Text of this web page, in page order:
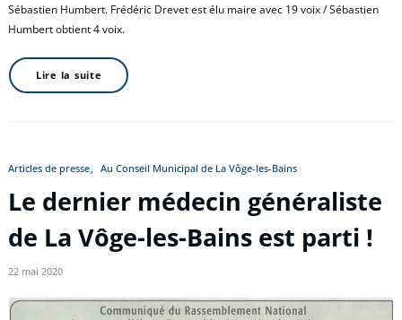
Sébastien Humbert. Frédéric Drevet est élu maire avec 19 voix / Sébastien
Humbert obtient 4 voix.
Lire la suite
Articles de presse Au Conseil Municipal de La Vôge-les-Bains
Le dernier médecin généraliste
de La Vôge-les-Bains est parti !
22 mai 2020